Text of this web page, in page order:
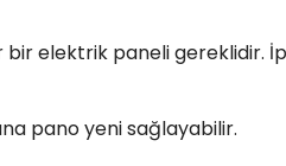
bir elektrik paneli gereklidir.
pano yeni sağlayabilir.